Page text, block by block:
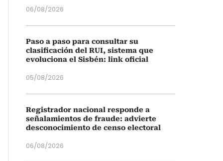
06/08/2026
Paso a paso para consultar su
clasificación del RUI, sistema que
evoluciona el Sisbén: link oficial
05/08/2026
Registrador nacional responde a
señalamientos de fraude: advierte
desconocimiento de censo electoral
06/08/2026